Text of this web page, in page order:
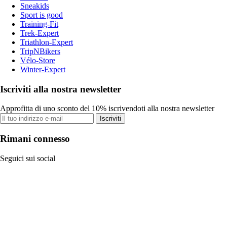
Sneakids
Sport is good
Training-Fit
Trek-Expert
Triathlon-Expert
TripNBikers
Vélo-Store
Winter-Expert
Iscriviti alla nostra newsletter
Approfitta di uno sconto del 10% iscrivendoti alla nostra newsletter
Iscriviti
Rimani connesso
Seguici sui social